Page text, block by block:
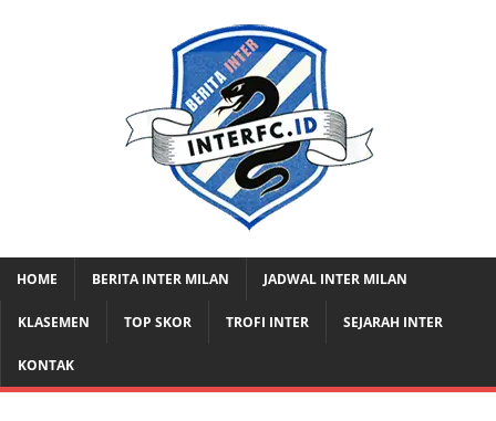
HOME BERITA INTER MILAN JADWAL INTER MILAN
KLASEMEN TOP SKOR TROFI INTER SEJARAH INTER
KONTAK